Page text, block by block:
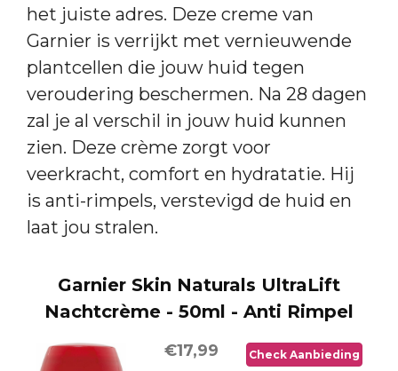
het juiste adres. Deze creme van
Garnier is verrijkt met vernieuwende
plantcellen die jouw huid tegen
veroudering beschermen. Na 28 dagen
zal je al verschil in jouw huid kunnen
zien. Deze crème zorgt voor
veerkracht, comfort en hydratatie. Hij
is anti-rimpels, verstevigd de huid en
laat jou stralen.
Garnier Skin Naturals UltraLift
Nachtcrème - 50ml - Anti Rimpel
€17,99 Check Aanbieding